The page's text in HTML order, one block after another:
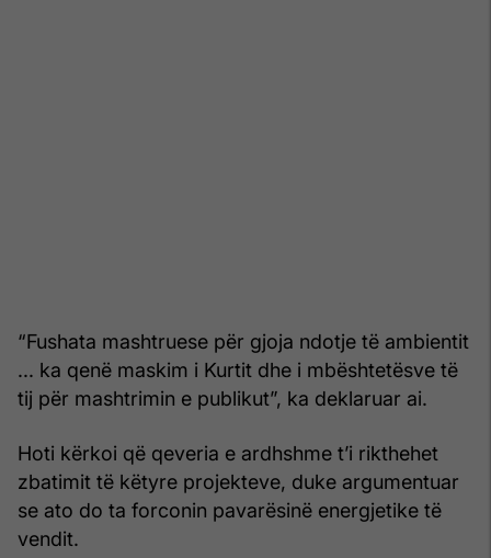
“Fushata mashtruese për gjoja ndotje të ambientit
... ka qenë maskim i Kurtit dhe i mbështetësve të
tij për mashtrimin e publikut”, ka deklaruar ai.
Hoti kërkoi që qeveria e ardhshme t’i rikthehet
zbatimit të këtyre projekteve, duke argumentuar
se ato do ta forconin pavarësinë energjetike të
vendit.